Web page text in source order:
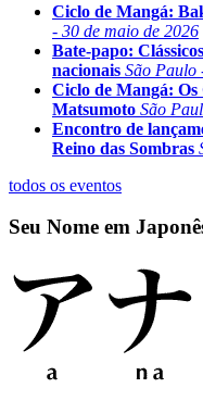
Ciclo de Mangá:
- 30 de maio de 2026
Bate-papo:
nacionais São Paulo
Ciclo de Mangá:
Matsumoto São
Encontro de
Reino das Sombras
todos os eventos
Seu Nome em